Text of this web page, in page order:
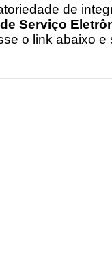
de
Serviço
o link abaixo e